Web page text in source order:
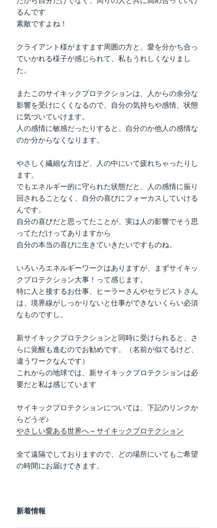
るんです
素敵ですよね！
クライアント様がますます周囲の方と、愛を分かち合っ
ていかれる様子が感じられて、私もうれしくなりまし
た。
またこのサイキックプロテクションは、人からの余分な
影響を受けにくくなるので、自分の気持ちや感情、状態
に気づいていけます。
人の感情に敏感だったりすると、自分のか他人の感情な
のか分からなくなります。
やさしく繊細な方ほど、人の中にいて疲れちゃったりし
ます。
でもエネルギー的に守られた状態だと、人の感情に振り
回されることなく、自分の喜びにフォーカスしていける
んです。
自分の喜びだと思ってたことが、実は人の影響でそう思
ってただけってありますから
自分の本当の喜びに生きていきたいですものね。
いろいろエネルギーワークはありますが、まずサイキッ
クプロテクション大事！って感じます。
特に人と接するお仕事、ヒーラーさんやセラピストさん
は、境界線がしっかりないと仕事ができないくらい必須
なものですし。
新サイキックプロテクションと同時に受けられると、さ
らに覚醒も進むのでお勧めです。（名前が似てるけど、
違うワークなんです）
これからの地球では、新サイキックプロテクションは必
要だと私は感じています
サイキックプロテクションについては、下記のリンクか
らどうぞ♪
やさしい愛ある世界へ～サイキックプロテクション
全て遠隔でしておりますので、どの場所にいてもご希望
の時間にお届けできます。
新着情報